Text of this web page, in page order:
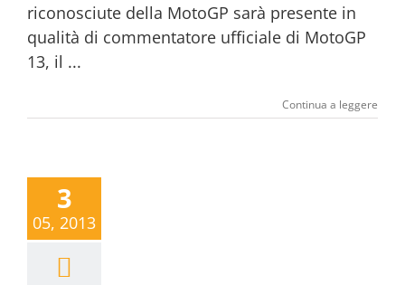
riconosciute della MotoGP sarà presente in
qualità di commentatore ufficiale di MotoGP
13, il ...
Continua a leggere
3
05, 2013